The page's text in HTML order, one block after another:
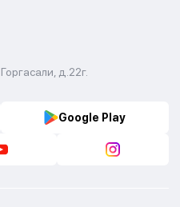
д.22г.
Google Play